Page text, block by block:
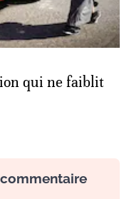
qui ne faiblit
commentaire